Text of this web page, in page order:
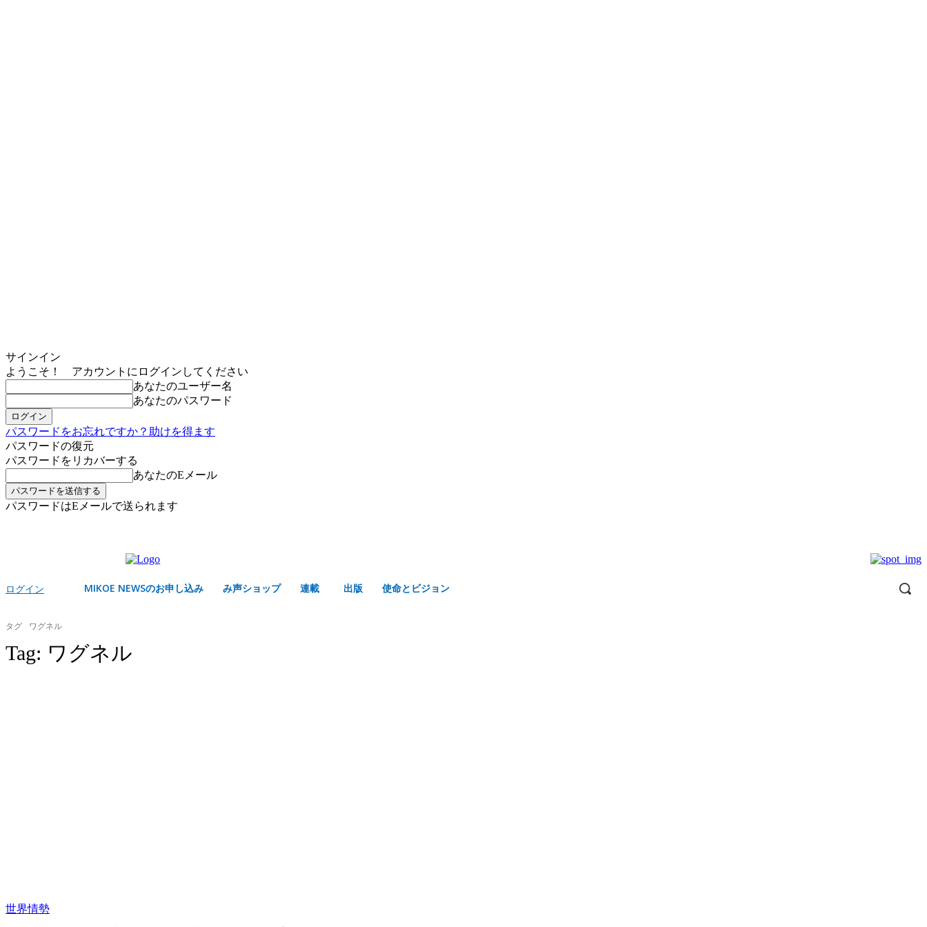
サインイン
ようこそ！ アカウントにログインしてください
あなたのユーザー名
あなたのパスワード
パスワードをお忘れですか？助けを得ます
パスワードの復元
パスワードをリカバーする
あなたのEメール
パスワードはEメールで送られます
ログイン MIKOE NEWSのお申し込み み声ショップ 連載 出版 使命とビジョン
タグ ワグネル
Tag: ワグネル
世界情勢